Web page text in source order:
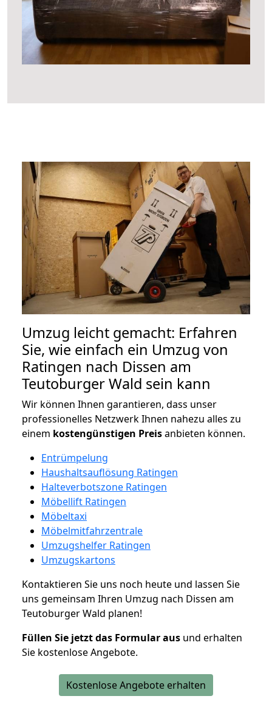
Umzug leicht gemacht: Erfahren
Sie, wie einfach ein Umzug von
Ratingen nach Dissen am
Teutoburger Wald sein kann
Wir können Ihnen garantieren, dass unser
professionelles Netzwerk Ihnen nahezu alles zu
einem kostengünstigen Preisanbieten können.
Entrümpelung
Haushaltsauflösung Ratingen
Halteverbotszone Ratingen
Möbellift Ratingen
Möbeltaxi
Möbelmitfahrzentrale
Umzugshelfer Ratingen
Umzugskartons
Kontaktieren Sie uns noch heute und lassen Sie
uns gemeinsam Ihren Umzug nach Dissen am
Teutoburger Wald planen!
Füllen Sie jetzt das Formular aus und erhalten
Sie kostenlose Angebote.
Kostenlose Angebote erhalten